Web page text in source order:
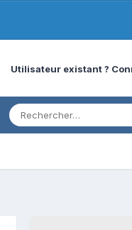
Utilisateur existant ?